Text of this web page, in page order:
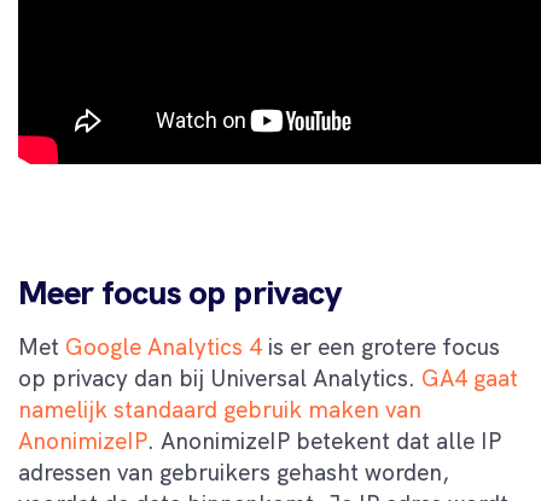
Meer focus op privacy
Met Google Analytics 4 is er een grotere focus
op privacy dan bij Universal Analytics. GA4 gaat
namelijk standaard gebruik maken van
AnonimizeIP. AnonimizeIP betekent dat alle IP
adressen van gebruikers gehasht worden,